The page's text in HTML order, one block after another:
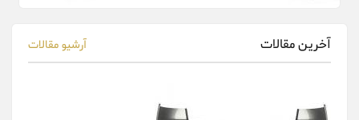
آخرین مقالات آرشیو مقالات